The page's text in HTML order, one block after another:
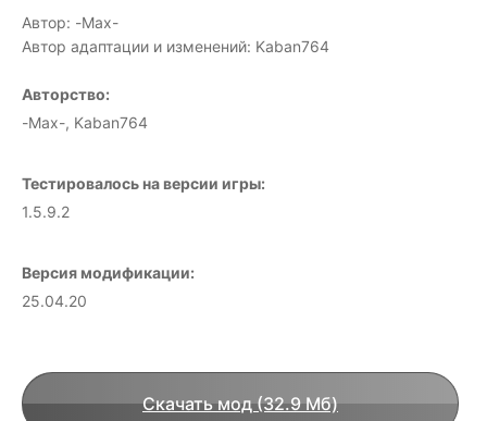
Автор: -Max-
Автор адаптации и изменений: Kaban764
Авторство:
-Max-, Kaban764
Тестировалось на версии игры:
1.5.9.2
Версия модификации:
25.04.20
Скачать мод (32.9 Мб)